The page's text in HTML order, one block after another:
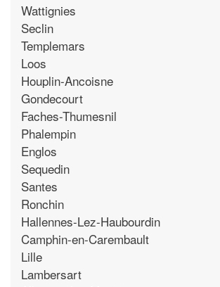
Wattignies
Seclin
Templemars
Loos
Houplin-Ancoisne
Gondecourt
Faches-Thumesnil
Phalempin
Englos
Sequedin
Santes
Ronchin
Hallennes-Lez-Haubourdin
Camphin-en-Carembault
Lille
Lambersart